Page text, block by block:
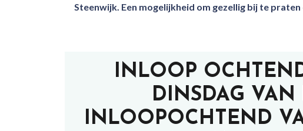
Steenwijk. Een mogelijkheid om gezellig bij te
INLOOP
DINSDAG
INLOOPOCHTEND